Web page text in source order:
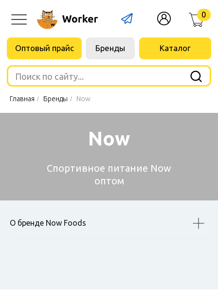
Поиск по сайту...
Главная / Бренды / Now
Cпортивное питание Now
оптом
Now
О бренде Now Foods